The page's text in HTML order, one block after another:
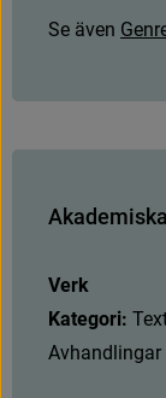
Se även Genr
Akademiska
Verk
Kategori: Tex
Avhandlingar